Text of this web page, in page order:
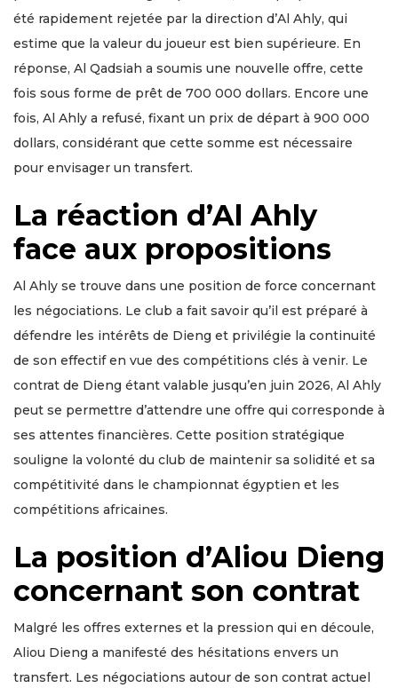
été rapidement rejetée par la direction d’Al Ahly, qui
estime que la valeur du joueur est bien supérieure. En
réponse, Al Qadsiah a soumis une nouvelle offre, cette
fois sous forme de prêt de 700 000 dollars. Encore une
fois, Al Ahly a refusé, fixant un prix de départ à 900 000
dollars, considérant que cette somme est nécessaire
pour envisager un transfert.
La réaction d’Al Ahly
face aux propositions
Al Ahly se trouve dans une position de force concernant
les négociations. Le club a fait savoir qu’il est préparé à
défendre les intérêts de Dieng et privilégie la continuité
de son effectif en vue des compétitions clés à venir. Le
contrat de Dieng étant valable jusqu’en juin 2026, Al Ahly
peut se permettre d’attendre une offre qui corresponde à
ses attentes financières. Cette position stratégique
souligne la volonté du club de maintenir sa solidité et sa
compétitivité dans le championnat égyptien et les
compétitions africaines.
La position d’Aliou Dieng
concernant son contrat
Malgré les offres externes et la pression qui en découle,
Aliou Dieng a manifesté des hésitations envers un
transfert. Les négociations autour de son contrat actuel